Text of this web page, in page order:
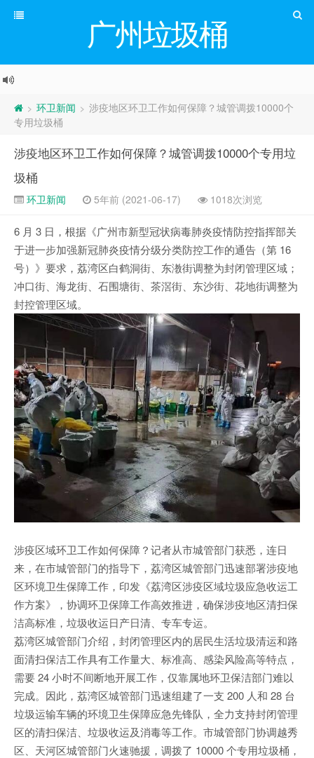
广州垃圾桶
> 环卫新闻 > 涉疫地区环卫工作如何保障？城管调拨10000个
专用垃圾桶
涉疫地区环卫工作如何保障？城管调拨10000个专用垃
圾桶
环卫新闻 5年前 (2021-06-17) 1018次浏览
6 月 3 日，根据《广州市新型冠状病毒肺炎疫情防控指挥部关
于进一步加强新冠肺炎疫情分级分类防控工作的通告（第 16
号）》要求，荔湾区白鹤洞街、东漖街调整为封闭管理区域；
冲口街、海龙街、石围塘街、茶滘街、东沙街、花地街调整为
封控管理区域。
涉疫区域环卫工作如何保障？记者从市城管部门获悉，连日
来，在市城管部门的指导下，荔湾区城管部门迅速部署涉疫地
区环境卫生保障工作，印发《荔湾区涉疫区域垃圾应急收运工
作方案》，协调环卫保障工作高效推进，确保涉疫地区清扫保
洁高标准，垃圾收运日产日清、专车专运。
荔湾区城管部门介绍，封闭管理区内的居民生活垃圾清运和路
面清扫保洁工作具有工作量大、标准高、感染风险高等特点，
需要 24 小时不间断地开展工作，仅靠属地环卫保洁部门难以
完成。因此，荔湾区城管部门迅速组建了一支 200 人和 28 台
垃圾运输车辆的环境卫生保障应急先锋队，全力支持封闭管理
区的清扫保洁、垃圾收运及消毒等工作。市城管部门协调越秀
区、天河区城管部门火速驰援，调拨了 10000 个专用垃圾桶，